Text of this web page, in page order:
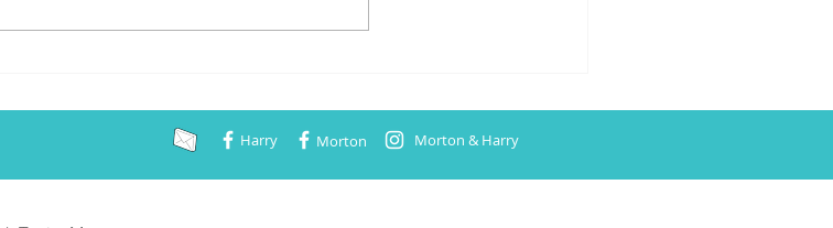
haben...
Harry Morton Morton & Harry